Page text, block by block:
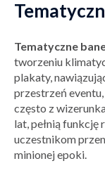
Tematyczne
tworzeniu
plakaty,
przestrzeń
często z
lat, pełnią
uczestnikom
minionej epoki.